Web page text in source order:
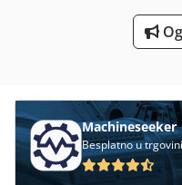
Kamion Prijenos
Kamion Za Vuču
Nc Glodalica
Okvir Za
Machineseeker
Besplatno u trgovini